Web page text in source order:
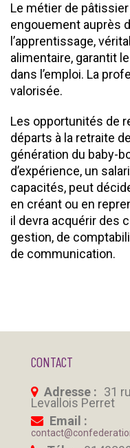
Le métier de
engouement auprès
l’apprentissage,
alimentaire, garantit
dans l’emploi. La
valorisée.
Les opportunités de
départs à la retraite
génération du baby-
d’expérience, un
capacités, peut
en créant ou en
il devra acquérir des
gestion, de
de communication.
CONTACT
Adresse : 31
Levallois Perret
Email :